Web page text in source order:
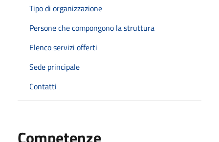
Tipo di organizzazione
Persone che compongono la struttura
Elenco servizi offerti
Sede principale
Contatti